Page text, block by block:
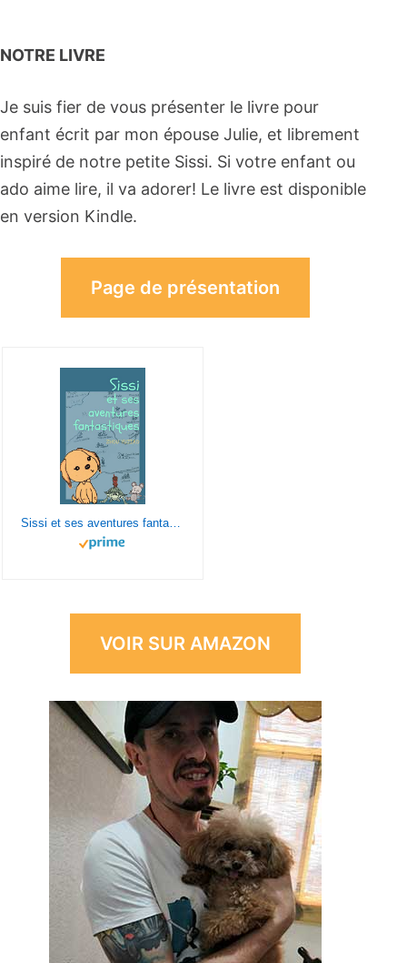
NOTRE LIVRE
Je suis fier de vous présenter le livre pour
enfant écrit par mon épouse Julie, et librement
inspiré de notre petite Sissi. Si votre enfant ou
ado aime lire, il va adorer! Le livre est disponible
en version Kindle.
Page de présentation
VOIR SUR AMAZON